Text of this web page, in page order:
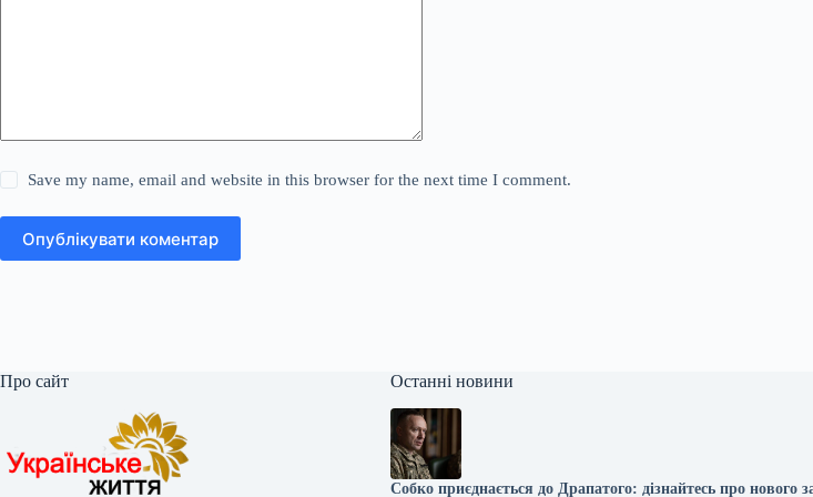
Save my name, email and website in this browser for the next time I comment.
Опублікувати коментар
Про сайт Останні новини
Собко приєднається до Драпатого: дізнайтесь про нового